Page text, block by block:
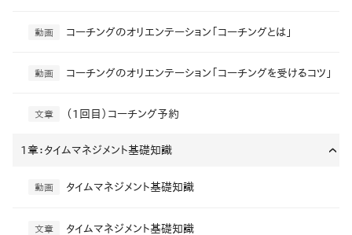
動画 コーチングのオリエンテーション「コーチングとは」
動画 コーチングのオリエンテーション「コーチングを受けるコツ」
文章 （1回目）コーチング予約
1章：タイムマネジメント基礎知識 ›
動画 タイムマネジメント基礎知識
文章 タイムマネジメント基礎知識